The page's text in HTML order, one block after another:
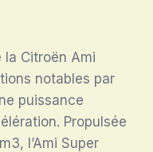
Citroën Ami
notables par
puissance
Propulsée
l’Ami Super